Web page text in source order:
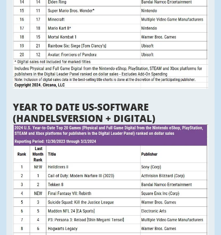
YEAR TO DATE US-SOFTWARE
(HANDELSVERSION + DIGITAL)